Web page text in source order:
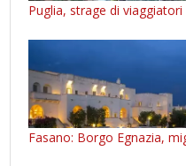
Puglia, strage di viaggiatori
Fasano: Borgo Egnazia,